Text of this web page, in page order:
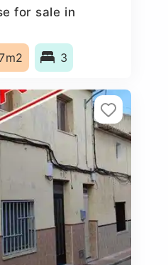
for sale in
3